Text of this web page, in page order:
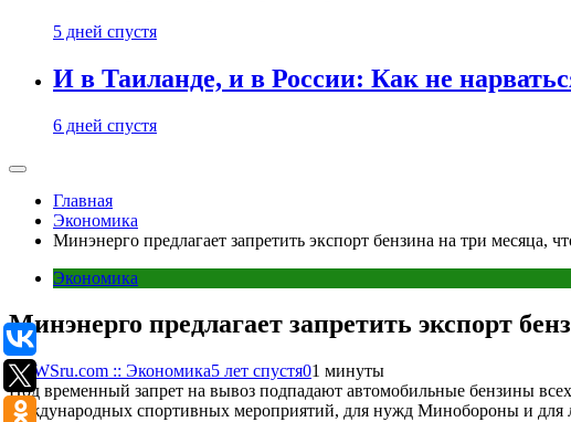
5 дней спустя
И в Таиланде, и в России: Как не
6 дней спустя
Главная
Экономика
Минэнерго предлагает запретить экспорт бензина на три месяца,
Экономика
Минэнерго предлагает запретить экспорт
NEWSru.com :: Экономика5 лет спустя01 минуты
Под временный запрет на вывоз подпадают автомобильные бензины
международных спортивных мероприятий, для нужд Минобороны и для